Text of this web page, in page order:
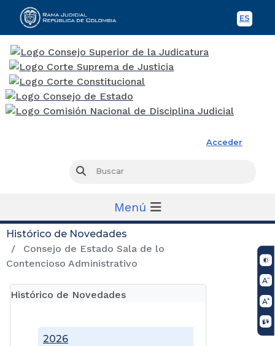
ES
Acceder
Buscar
Menú
Histórico de Novedades
Consejo de Estado Sala de lo
Contencioso Administrativo
Histórico de Novedades
2026